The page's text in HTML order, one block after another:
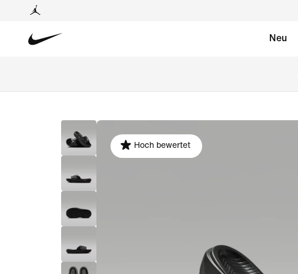
Neu
Hoch bewertet